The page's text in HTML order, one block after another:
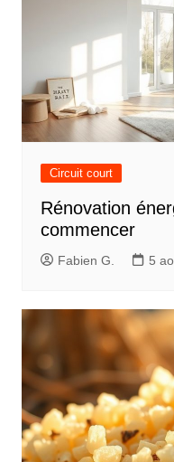
Circuit court
Rénovation
commencer
Fabien G. 5